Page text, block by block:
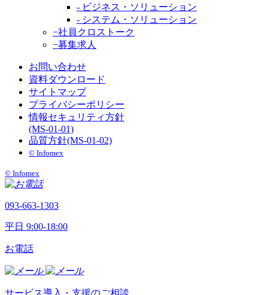
- ビジネス・ソリューション
- システム・ソリューション
−社員クロストーク
−募集求人
お問い合わせ
資料ダウンロード
サイトマップ
プライバシーポリシー
情報セキュリティ方針
(MS-01-01)
品質方針(MS-01-02)
©︎ Infomex
©︎ Infomex
093-663-1303
平日 9:00-18:00
お電話
サービス導入・支援のご相談